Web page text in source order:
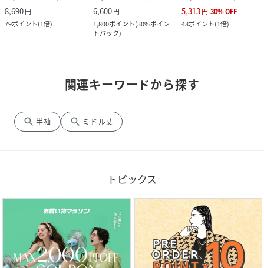
8,690円
79ポイント(1倍)
6,600円
1,800ポイント(30%ポイン
トバック)
5,313円 30%OFF
48ポイント(1倍)
関連キーワードから探す
search 半袖 search ミドル丈
トピックス